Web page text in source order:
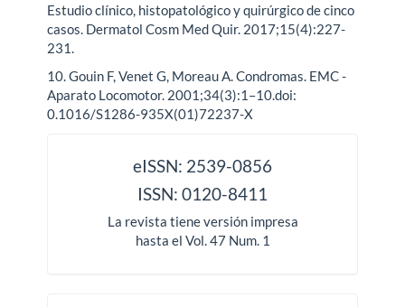
Estudio clínico, histopatológico y quirúrgico de cinco
casos. Dermatol Cosm Med Quir. 2017;15(4):227-
231.
10. Gouin F, Venet G, Moreau A. Condromas. EMC -
Aparato Locomotor. 2001;34(3):1–10.doi:
0.1016/S1286-935X(01)72237-X
eISSN: 2539-0856
ISSN: 0120-8411
La revista tiene versión impresa
hasta el Vol. 47 Num. 1